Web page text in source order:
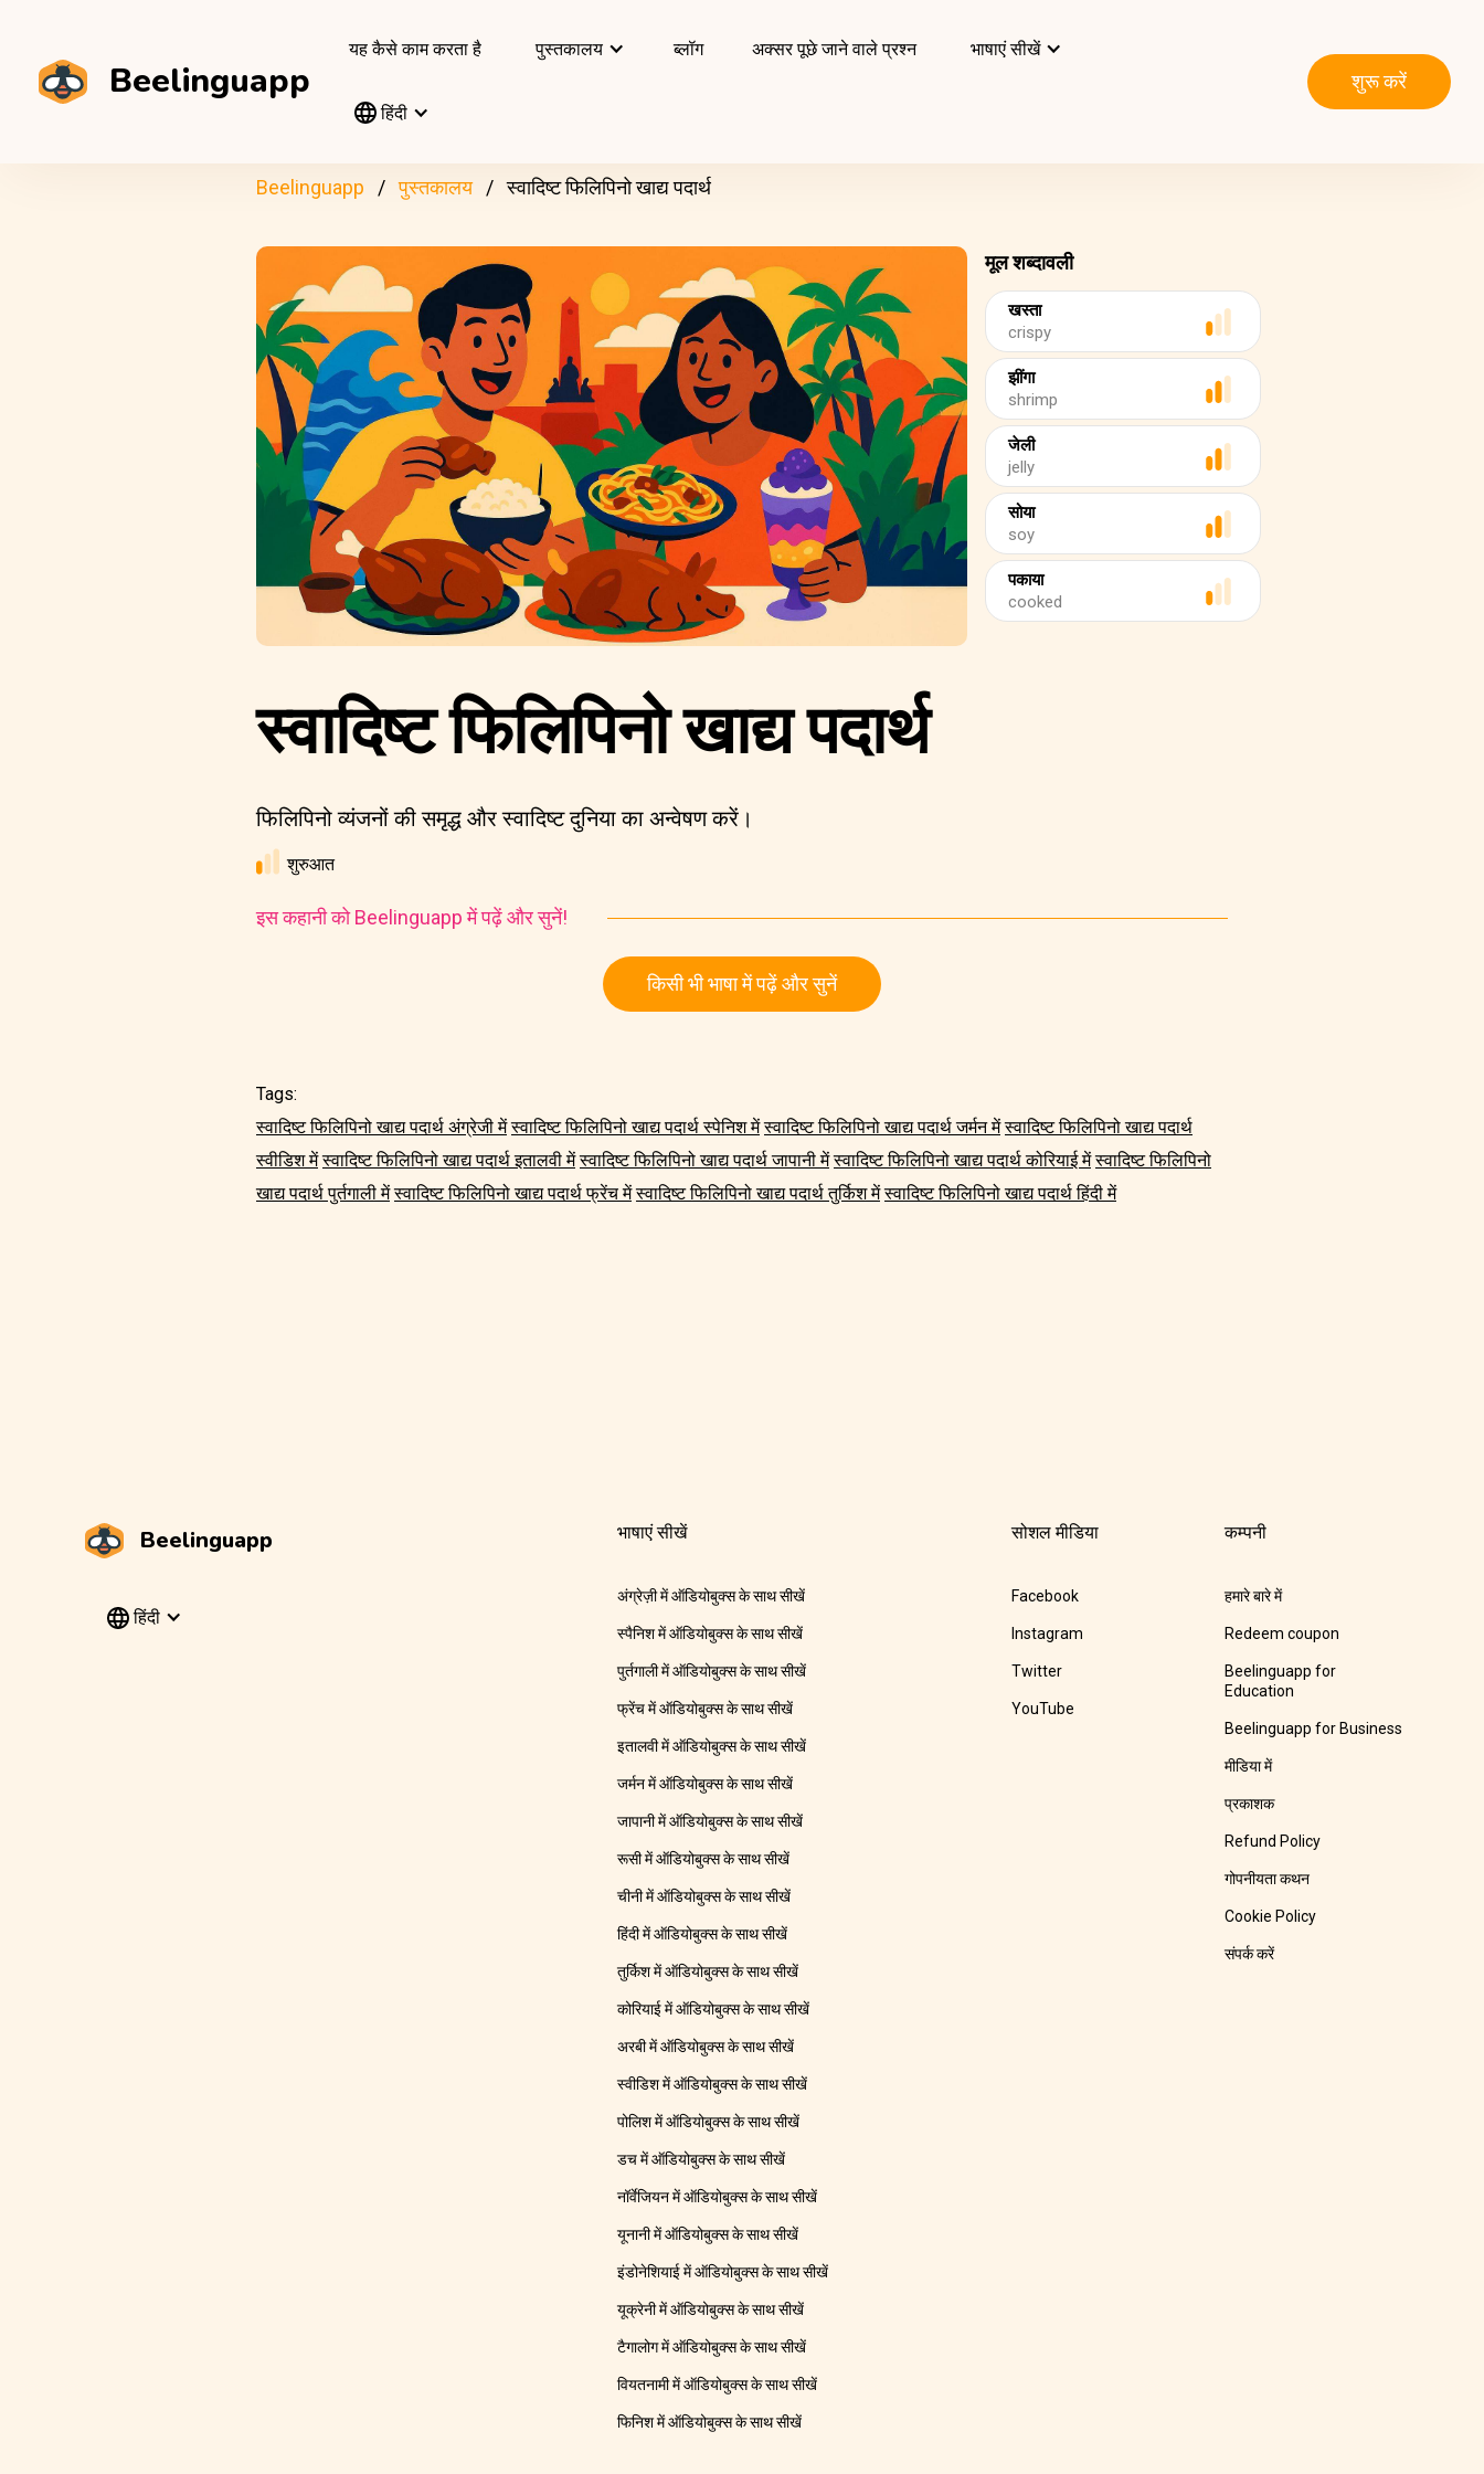
Beelinguapp
यह कैसे काम करता है पुस्तकालय ब्लॉग अक्सर पूछे जाने वाले प्रश्न भाषाएं सीखें
हिंदी
शुरू करें
Beelinguapp पुस्तकालय स्वादिष्ट फिलिपिनो खाद्य पदार्थ
मूल शब्दावली
खस्ता
crispy
झींगा
shrimp
जेली
jelly
सोया
soy
पकाया
cooked
स्वादिष्ट फिलिपिनो खाद्य पदार्थ
फिलिपिनो व्यंजनों की समृद्ध और स्वादिष्ट दुनिया का अन्वेषण करें।
शुरुआत
इस कहानी को Beelinguapp में पढ़ें और सुनें!
किसी भी भाषा में पढ़ें और सुनें
Tags:
स्वादिष्ट फिलिपिनो खाद्य पदार्थ अंग्रेजी में स्वादिष्ट फिलिपिनो खाद्य पदार्थ स्पेनिश में स्वादिष्ट फिलिपिनो खाद्य पदार्थ जर्मन में स्वादिष्ट फिलिपिनो खाद्य पदार्थ
स्वीडिश में स्वादिष्ट फिलिपिनो खाद्य पदार्थ इतालवी में स्वादिष्ट फिलिपिनो खाद्य पदार्थ जापानी में स्वादिष्ट फिलिपिनो खाद्य पदार्थ कोरियाई में स्वादिष्ट फिलिपिनो
खाद्य पदार्थ पुर्तगाली में स्वादिष्ट फिलिपिनो खाद्य पदार्थ फ्रेंच में स्वादिष्ट फिलिपिनो खाद्य पदार्थ तुर्किश में स्वादिष्ट फिलिपिनो खाद्य पदार्थ हिंदी में
Beelinguapp
हिंदी
भाषाएं सीखें
अंग्रेज़ी में ऑडियोबुक्स के साथ सीखें
स्पैनिश में ऑडियोबुक्स के साथ सीखें
पुर्तगाली में ऑडियोबुक्स के साथ सीखें
फ्रेंच में ऑडियोबुक्स के साथ सीखें
इतालवी में ऑडियोबुक्स के साथ सीखें
जर्मन में ऑडियोबुक्स के साथ सीखें
जापानी में ऑडियोबुक्स के साथ सीखें
रूसी में ऑडियोबुक्स के साथ सीखें
चीनी में ऑडियोबुक्स के साथ सीखें
हिंदी में ऑडियोबुक्स के साथ सीखें
तुर्किश में ऑडियोबुक्स के साथ सीखें
कोरियाई में ऑडियोबुक्स के साथ सीखें
अरबी में ऑडियोबुक्स के साथ सीखें
स्वीडिश में ऑडियोबुक्स के साथ सीखें
पोलिश में ऑडियोबुक्स के साथ सीखें
डच में ऑडियोबुक्स के साथ सीखें
नॉर्वेजियन में ऑडियोबुक्स के साथ सीखें
यूनानी में ऑडियोबुक्स के साथ सीखें
इंडोनेशियाई में ऑडियोबुक्स के साथ सीखें
यूक्रेनी में ऑडियोबुक्स के साथ सीखें
टैगालोग में ऑडियोबुक्स के साथ सीखें
वियतनामी में ऑडियोबुक्स के साथ सीखें
फिनिश में ऑडियोबुक्स के साथ सीखें
सोशल मीडिया
Facebook
Instagram
Twitter
YouTube
कम्पनी
हमारे बारे में
Redeem coupon
Beelinguapp for
Education
Beelinguapp for Business
मीडिया में
प्रकाशक
Refund Policy
गोपनीयता कथन
Cookie Policy
संपर्क करें